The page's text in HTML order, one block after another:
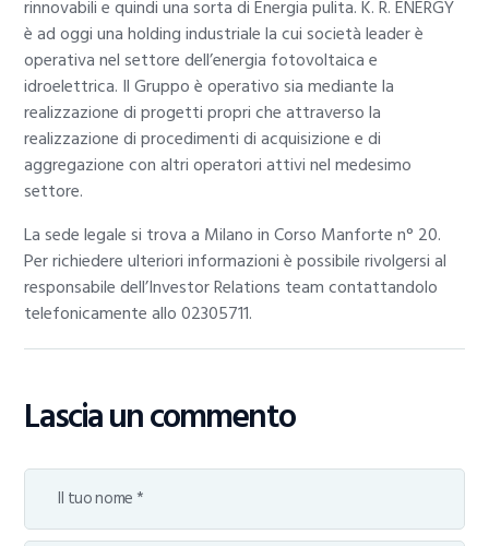
rinnovabili e quindi una sorta di Energia pulita. K. R. ENERGY
è ad oggi una holding industriale la cui società leader è
operativa nel settore dell’energia fotovoltaica e
idroelettrica. Il Gruppo è operativo sia mediante la
realizzazione di progetti propri che attraverso la
realizzazione di procedimenti di acquisizione e di
aggregazione con altri operatori attivi nel medesimo
settore.
La sede legale si trova a Milano in Corso Manforte n° 20.
Per richiedere ulteriori informazioni è possibile rivolgersi al
responsabile dell’Investor Relations team contattandolo
telefonicamente allo 02305711.
Lascia un commento